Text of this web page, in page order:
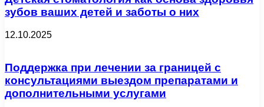
зубов ваших детей и заботы о них
12.10.2025
Поддержка при лечении за границей с
консультациями выездом препаратами и
дополнительными услугами